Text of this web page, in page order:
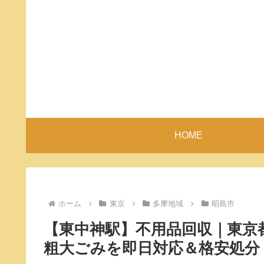
HOME
ホーム 東京 多摩地域 昭島市
【東中神駅】不用品回収｜東
粗大ごみを即日対応＆格安処分